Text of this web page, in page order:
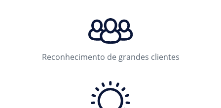
Reconhecimento de grandes clientes